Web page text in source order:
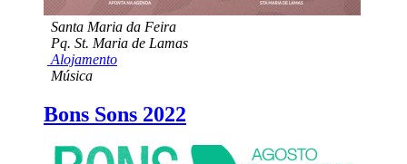
Santa Maria da Feira
Pq. St. Maria de Lamas
Alojamento
Música
Bons Sons 2022